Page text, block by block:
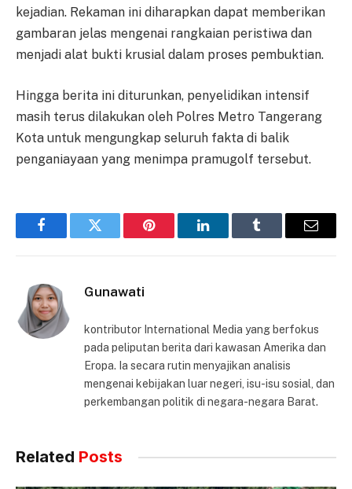
kejadian. Rekaman ini diharapkan dapat memberikan
gambaran jelas mengenai rangkaian peristiwa dan
menjadi alat bukti krusial dalam proses pembuktian.
Hingga berita ini diturunkan, penyelidikan intensif
masih terus dilakukan oleh Polres Metro Tangerang
Kota untuk mengungkap seluruh fakta di balik
penganiayaan yang menimpa pramugolf tersebut.
FacebookTwitter Pinterest LinkedInTumblr Email
Gunawati
kontributor International Media yang berfokus
pada peliputan berita dari kawasan Amerika dan
Eropa. Ia secara rutin menyajikan analisis
mengenai kebijakan luar negeri, isu-isu sosial, dan
perkembangan politik di negara-negara Barat.
Related Posts